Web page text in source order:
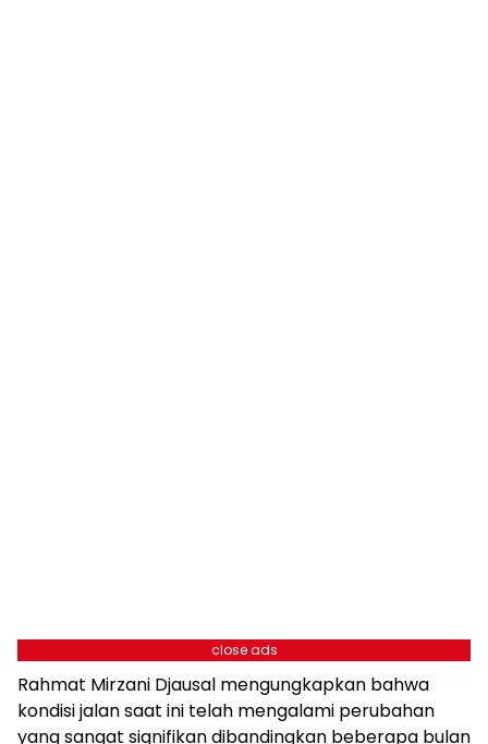
close ads
Rahmat Mirzani Djausal mengungkapkan bahwa
kondisi jalan saat ini telah mengalami perubahan
yang sangat signifikan dibandingkan beberapa bulan